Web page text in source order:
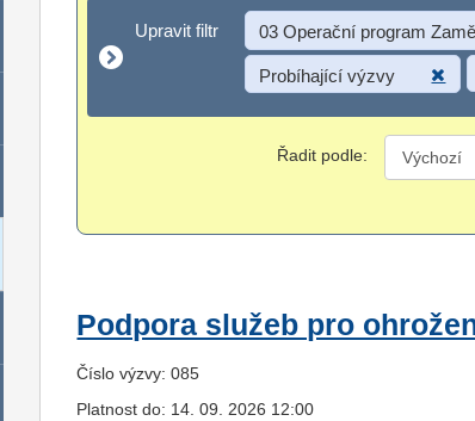
Upravit filtr
Upravit filtr 03 Operační program
Probíhající výzvy
Řadit podle:
Podpora služeb pro
Číslo výzvy: 085
Platnost do: 14. 09. 2026 12:00